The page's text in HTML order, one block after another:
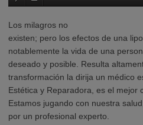
Los milagros no
existen; pero los efectos de una
notablemente la vida de una
deseado y posible. Resulta
transformación la dirija un médico
Estética y Reparadora, es el mejor
Estamos jugando con nuestra
por un profesional experto.